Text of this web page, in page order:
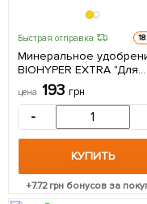
Быстрая отправка
Минеральное
BIOHYPER EXTRA "Для
инжира" (Биохайпер
Экстра) ТМ "AGRO-X" 100г
цена 193 грн
-
КУПИТЬ
+7.72грн бонусов за